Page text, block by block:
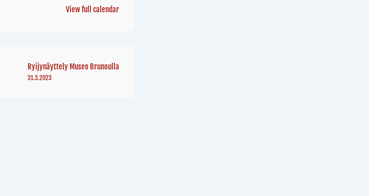
View full calendar
Ryijynäyttely Museo Brunoulla
31.3.2023